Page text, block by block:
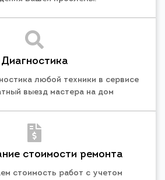
Диагностика
любой техники в сервисе
выезд мастера на дом
стоимости ремонта
стоимость работ с учетом